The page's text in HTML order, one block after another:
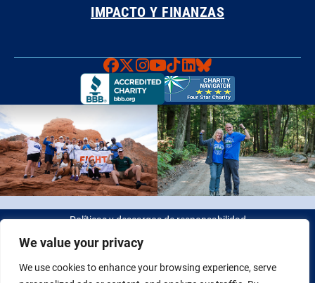
We value your privacy
We use cookies to enhance your browsing experience, serve
IMPACTO Y FINANZAS
Faceboook
X Instagram
YouTube
TikTok
LinkedIn
Bluesky
Políticas y descargos de responsabilidad
© 2026 Fight Colorectal Cancer. Todos los derechos reservados.
Identificación fiscal: 20-2622550